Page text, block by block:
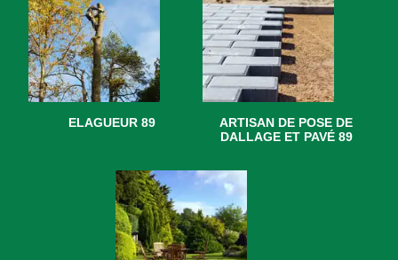
ELAGUEUR 89
ARTISAN DE POSE DE
DALLAGE ET PAVÉ 89